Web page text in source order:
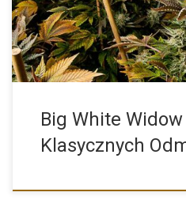
Big White
Klasycznych